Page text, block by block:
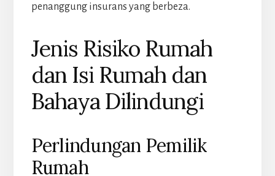
penanggung insurans yang berbeza.
Jenis Risiko Rumah
dan Isi Rumah dan
Bahaya Dilindungi
Perlindungan Pemilik
Rumah